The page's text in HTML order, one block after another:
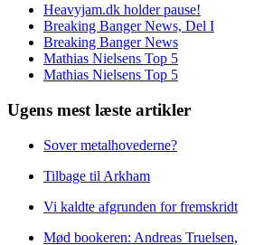
Heavyjam.dk holder pause!
Breaking Banger News, Del I
Breaking Banger News
Mathias Nielsens Top 5
Mathias Nielsens Top 5
Ugens mest læste artikler
Sover metalhovederne?
Tilbage til Arkham
Vi kaldte afgrunden for fremskridt
Mød bookeren: Andreas Truelsen,